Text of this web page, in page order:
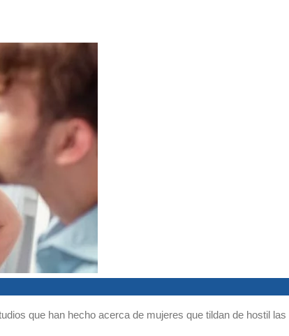
que han hecho acerca de mujeres que tildan de hostil